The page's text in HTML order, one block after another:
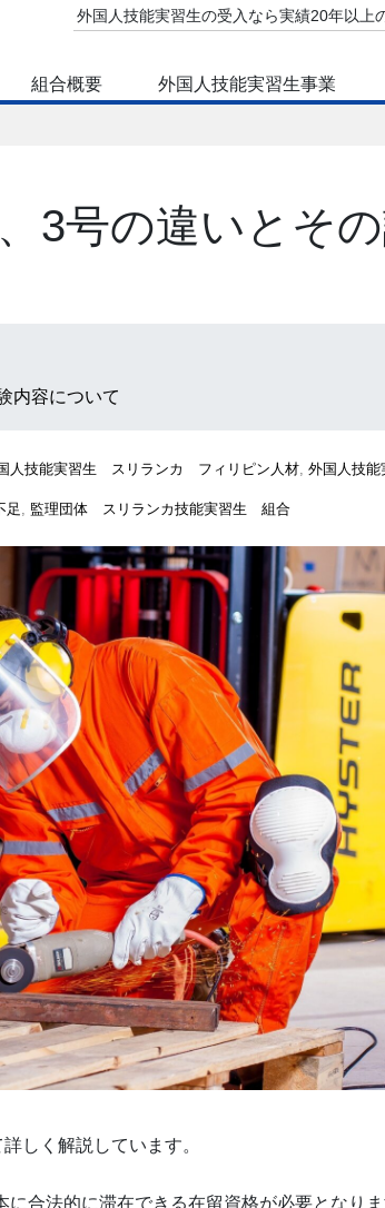
外国人技能実習生の受入なら実績20年以上
組合概要 外国人技能実習生事業
3号の違いとそ
内容について
人技能実習生 スリランカ フィリピン人材, 外国人技
足 , 監理団体 スリランカ技能実習生 組合
しく解説しています。
合法的に滞在できる在留資格が必要となりま